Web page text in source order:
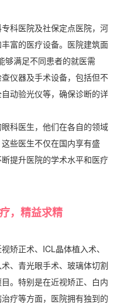
科医院及社保定点医院，河
富的医疗设备。医院建筑面
够满足不同患者的就医需
仪器及手术设备，包括但不
动验光仪等，确保诊断的详
科医生，他们在各自的领域
些医生不仅在国内享有盛
提升医院的学术水平和医疗
，精益求精
矫正术、ICL晶体植入术、
、青光眼手术、玻璃体切割
。特别是在近视矫正、白内
疗等方面，医院拥有独到的